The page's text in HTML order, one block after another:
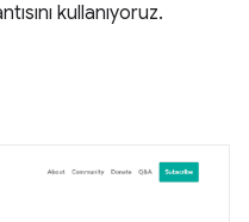
kullanıyoruz.